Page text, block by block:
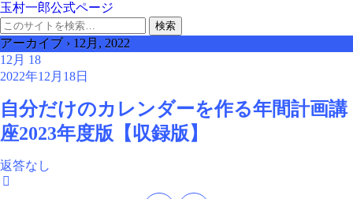
玉村一郎公式ページ
アーカイブ › 12月, 2022
12月 18
2022年12月18日
自分だけのカレンダーを作る年間計画講
座2023年度版【収録版】
返答なし